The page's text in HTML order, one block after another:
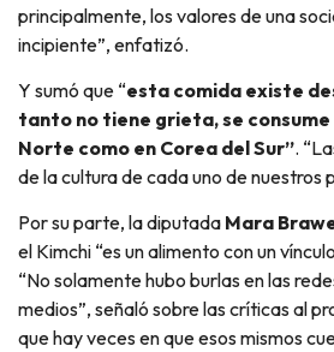
principalmente, los valores de una
incipiente”, enfatizó.
Y sumó que “esta comida existe
tanto no tiene grieta, se
Norte como en Corea del Sur”.
de la cultura de cada uno de nuestros
Por su parte, la diputada Mara
el Kimchi “es un alimento con un
“No solamente hubo burlas en las
medios”, señaló sobre las críticas al
que hay veces en que esos mismos